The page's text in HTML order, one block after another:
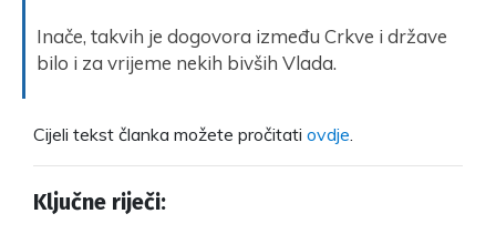
Inače, takvih je dogovora između Crkve i države
bilo i za vrijeme nekih bivših Vlada.
Cijeli tekst članka možete pročitati ovdje
Ključne riječi: